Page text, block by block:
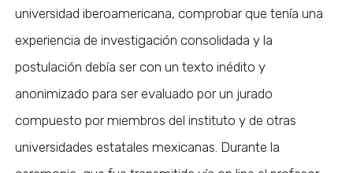
universidad iberoamericana, comprobar que tenía una
experiencia de investigación consolidada y la
postulación debía ser con un texto inédito y
anonimizado para ser evaluado por un jurado
compuesto por miembros del instituto y de otras
universidades estatales mexicanas. Durante la